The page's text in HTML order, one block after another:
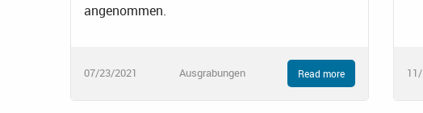
angenommen.
07/23/2021 Ausgrabungen Read more